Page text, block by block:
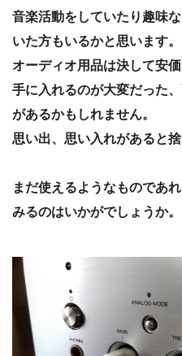
音楽活動をしていたり趣味
いた方もいるかと思います。
オーディオ用品は決して安
手に入れるのが大変だった
があるかもしれません。
思い出、思い入れがあると捨
まだ使えるようなものであ
みるのはいかがでしょうか。